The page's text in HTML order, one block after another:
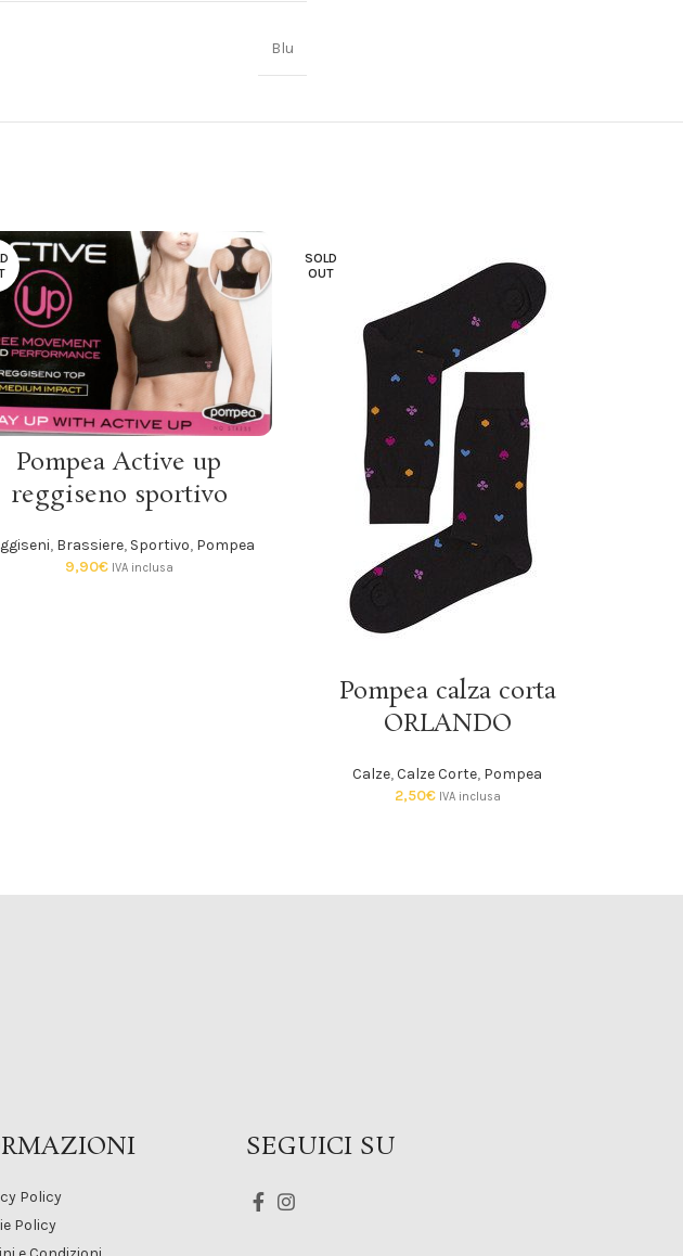
Blu
Pompea Active up
reggiseno sportivo
, Brassiere, Sportivo, Pompea
9,90€ IVA inclusa
SOLD
OUT
SCEGLI
Pompea calza corta
ORLANDO
Calze,Calze Corte, Pompea
2,50€ IVA inclusa
Policy
Policy
SEGUICI SU